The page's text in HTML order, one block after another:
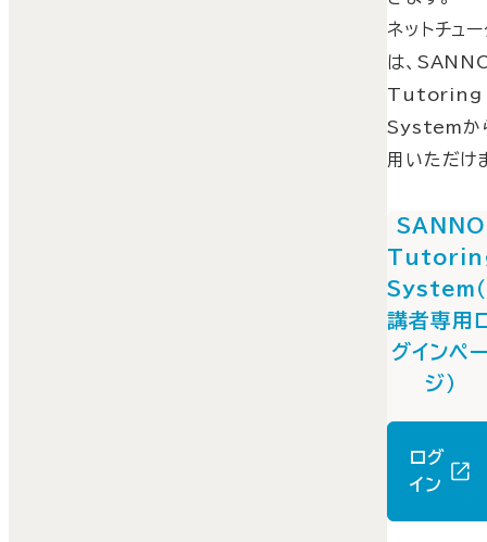
ネットチュ
は、
Tutoring
Systemか
用いただけ
SANNO
System
講者専用
グインペ
ジ）
ログ
イン